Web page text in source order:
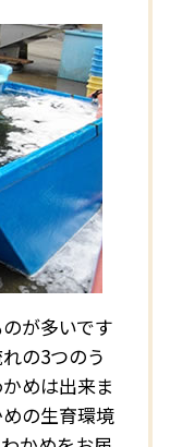
が多いです
の3つのう
めは出来ま
の生育環境